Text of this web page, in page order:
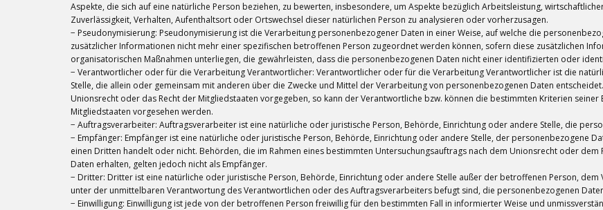
Aspekte, die sich auf eine natürliche Person beziehen, zu bewerten, insbesondere, um Aspekte bezüglich Arbeitsleistung,
Zuverlässigkeit, Verhalten, Aufenthaltsort oder Ortswechsel dieser natürlichen Person zu analysieren oder vorherzusagen.
− Pseudonymisierung: Pseudonymisierung ist die Verarbeitung personenbezogener Daten in einer Weise, auf welche die
zusätzlicher Informationen nicht mehr einer spezifischen betroffenen Person zugeordnet werden können, sofern diese zusätzlichen
organisatorischen Maßnahmen unterliegen, die gewährleisten, dass die personenbezogenen Daten nicht einer identifizierten oder
− Verantwortlicher oder für die Verarbeitung Verantwortlicher: Verantwortlicher oder für die Verarbeitung Verantwortlicher ist die
Stelle, die allein oder gemeinsam mit anderen über die Zwecke und Mittel der Verarbeitung von personenbezogenen Daten
Unionsrecht oder das Recht der Mitgliedstaaten vorgegeben, so kann der Verantwortliche bzw. können die bestimmten Kriterien
Mitgliedstaaten vorgesehen werden.
− Auftragsverarbeiter: Auftragsverarbeiter ist eine natürliche oder juristische Person, Behörde, Einrichtung oder andere Stelle, die
− Empfänger: Empfänger ist eine natürliche oder juristische Person, Behörde, Einrichtung oder andere Stelle, der personenbezogene
einen Dritten handelt oder nicht. Behörden, die im Rahmen eines bestimmten Untersuchungsauftrags nach dem Unionsrecht oder
Daten erhalten, gelten jedoch nicht als Empfänger.
− Dritter: Dritter ist eine natürliche oder juristische Person, Behörde, Einrichtung oder andere Stelle außer der betroffenen Person,
unter der unmittelbaren Verantwortung des Verantwortlichen oder des Auftragsverarbeiters befugt sind, die personenbezogenen
− Einwilligung: Einwilligung ist jede von der betroffenen Person freiwillig für den bestimmten Fall in informierter Weise und